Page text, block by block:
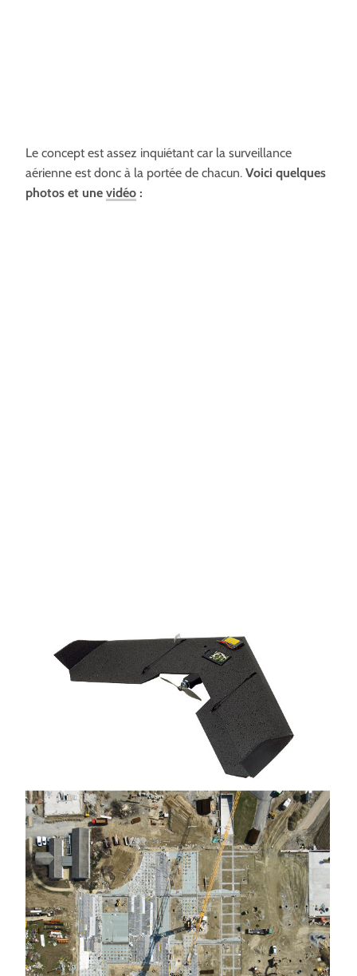
Le concept est assez inquiétant car la surveillance
aérienne est donc à la portée de chacun. Voici quelques
photos et une vidéo :